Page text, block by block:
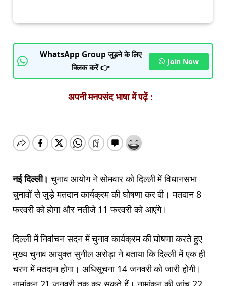
WhatsApp Group जुड़ने के लिए
क्लिक करें 👉
Join Now
अपनी मनपसंद भाषा में पढ़ें :
नई दिल्ली। चुनाव आयोग ने सोमवार को दिल्ली में विधानसभा
चुनावों से जुड़े मतदान कार्यक्रम की घोषणा कर दी। मतदान 8
फरवरी को होगा और नतीजे 11 फरवरी को आएंगे।
दिल्ली में निर्वाचन सदन में चुनाव कार्यक्रम की घोषणा करते हुए
मुख्य चुनाव आयुक्त सुनील अरोड़ा ने बताया कि दिल्ली में एक ही
चरण में मतदान होगा। अधिसूचना 14 जनवरी को जारी होगी।